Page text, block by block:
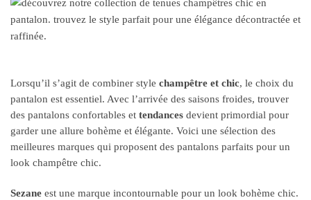
Lorsqu’il s’agit de combiner style champêtre et chic, le choix du
pantalon est essentiel. Avec l’arrivée des saisons froides, trouver
des pantalons confortables et tendances devient primordial pour
garder une allure bohème et élégante. Voici une sélection des
meilleures marques qui proposent des pantalons parfaits pour un
look champêtre chic.
Sezane est une marque incontournable pour un look bohème chic.